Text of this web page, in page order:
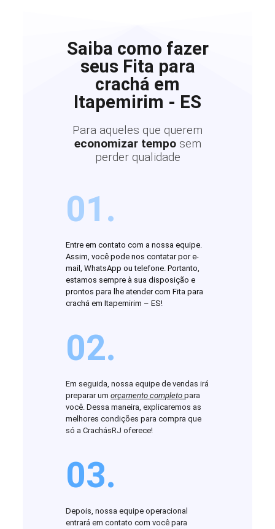
Saiba como fazer
seus Fita para
crachá em
Itapemirim - ES
Para aqueles que querem
economizar tempo sem
perder qualidade
01.
Entre em contato com a nossa equipe.
Assim, você pode nos contatar por e-
mail, WhatsApp ou telefone. Portanto,
estamos sempre à sua disposição e
prontos para lhe atender com Fita para
crachá em Itapemirim – ES!
02.
Em seguida, nossa equipe de vendas irá
preparar umorçamento completopara
você. Dessa maneira, explicaremos as
melhores condições para compra que
só a CrachásRJ oferece!
03.
Depois, nossa equipe operacional
entrará em contato com você para